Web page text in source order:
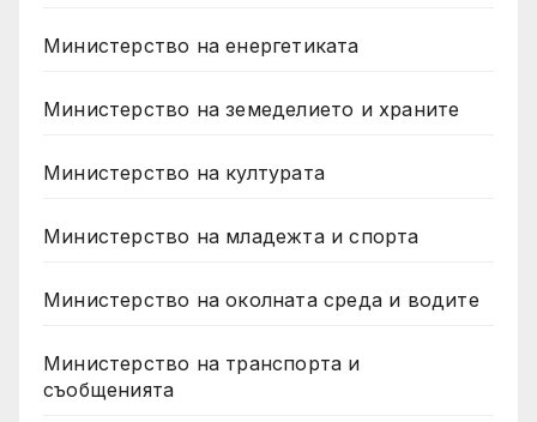
Министерство на енергетиката
Министерство на земеделието и храните
Министерство на културата
Министерство на младежта и спорта
Министерство на околната среда и водите
Министерство на транспорта и
съобщенията